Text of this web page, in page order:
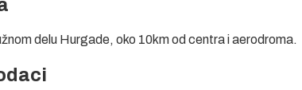
delu Hurgade, oko 10km od centra i aerodroma.